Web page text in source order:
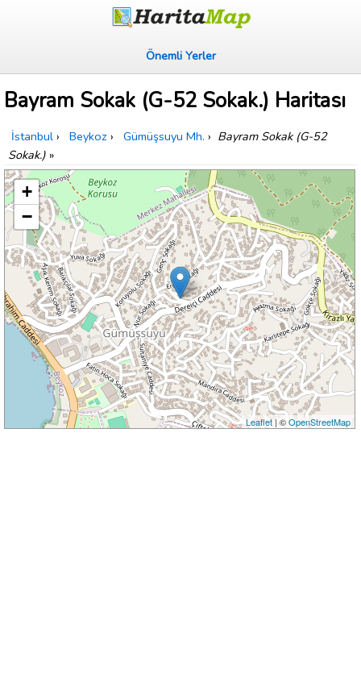
Önemli Yerler
Bayram Sokak (G-52 Sokak.) Haritası
İstanbul › Beykoz › Gümüşsuyu Mh. › Bayram Sokak (G-52
Sokak.) »
+
−
Leaflet| ©OpenStreetMap